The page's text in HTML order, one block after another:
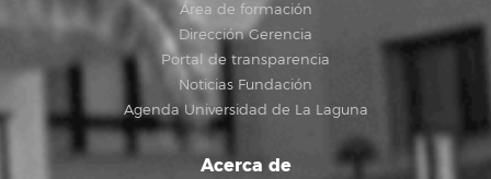
Área de formación
Dirección Gerencia
Portal de transparencia
Noticias Fundación
Agenda Universidad de La Laguna
Acerca de